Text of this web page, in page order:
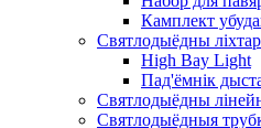
Камплект
Святлодыёдны
High Bay Light
Пад'ёмнік
Святлодыёдны
Святлодыёдныя